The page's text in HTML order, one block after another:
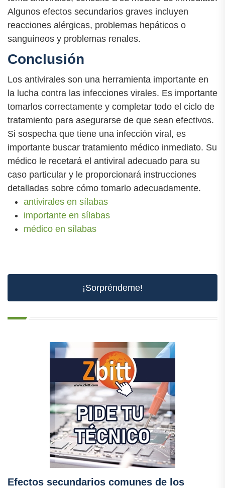
Algunos efectos secundarios graves incluyen
reacciones alérgicas, problemas hepáticos o
sanguíneos y problemas renales.
Conclusión
Los antivirales son una herramienta importante en
la lucha contra las infecciones virales. Es importante
tomarlos correctamente y completar todo el ciclo de
tratamiento para asegurarse de que sean efectivos.
Si sospecha que tiene una infección viral, es
importante buscar tratamiento médico inmediato. Su
médico le recetará el antiviral adecuado para su
caso particular y le proporcionará instrucciones
detalladas sobre cómo tomarlo adecuadamente.
antivirales en sílabas
importante en sílabas
médico en sílabas
¡Sorpréndeme!
Efectos secundarios comunes de los